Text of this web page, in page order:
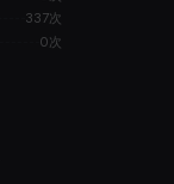
337次
0次